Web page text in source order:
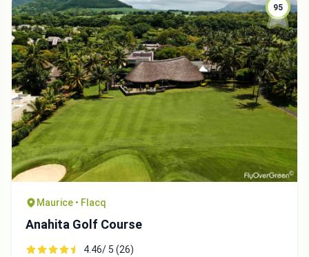
95
Maurice • Flacq
Anahita Golf Course
4.46/ 5 (26)